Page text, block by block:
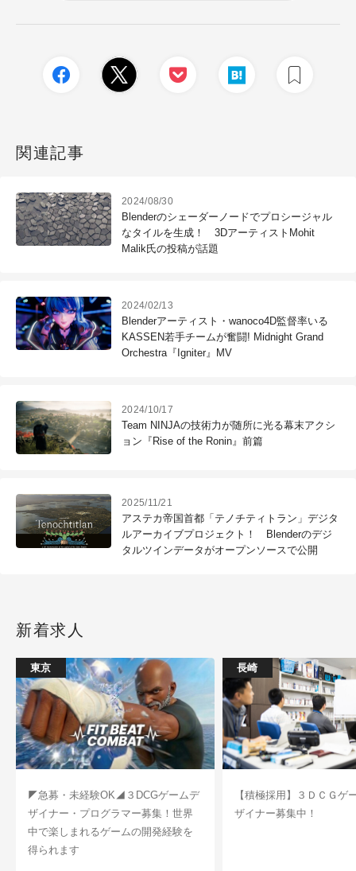
関連記事
2024/08/30
Blenderのシェーダーノードでプロシージャル
なタイルを生成！ 3DアーティストMohit
Malik氏の投稿が話題
2024/02/13
Blenderアーティスト・wanoco4D監督率いる
KASSEN若手チームが奮闘! Midnight Grand
Orchestra『Igniter』MV
2024/10/17
Team NINJAの技術力が随所に光る幕末アクシ
ョン『Rise of the Ronin』前篇
2025/11/21
アステカ帝国首都「テノチティトラン」デジタ
ルアーカイブプロジェクト！ Blenderのデジ
タルツインデータがオープンソースで公開
新着求人
東京
◤急募・未経験OK◢３DCGゲームデ
ザイナー・プログラマー募集！世界
中で楽しまれるゲームの開発経験を
得られます
長崎
【積極採用】３ＤＣＧゲ
ザイナー募集中！